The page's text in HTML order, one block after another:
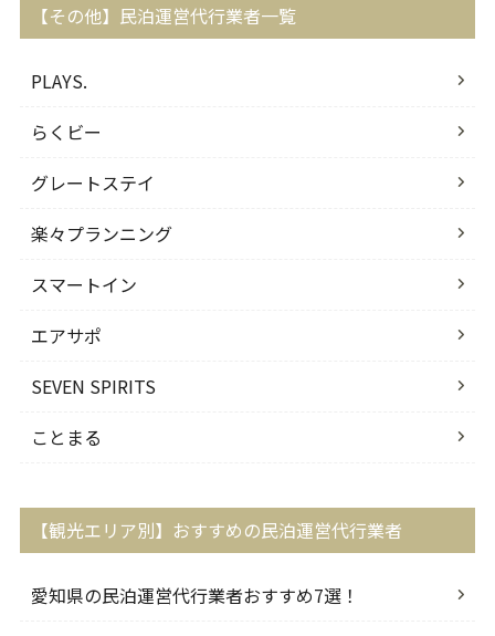
【その他】民泊運営代行業者一覧
PLAYS.
らくビー
グレートステイ
楽々プランニング
スマートイン
エアサポ
SEVEN SPIRITS
ことまる
【観光エリア別】おすすめの民泊運営代行業者
愛知県の民泊運営代行業者おすすめ7選！